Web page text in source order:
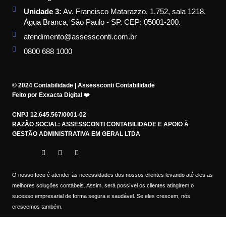
Unidade 3: Av. Francisco Matarazzo, 1.752, sala 1218,
Água Branca, São Paulo - SP. CEP: 05001-200.
atendimento@assessconti.com.br
0800 688 1000
© 2024 Contabilidade | Assessconti Contabilidade
Feito por Exxacta Digital ❤️
CNPJ 12.645.567/0001-02
RAZÃO SOCIAL: ASSESSCONTI CONTABILIDADE E APOIO À
GESTÃO ADMINISTRATIVA EM GERAL LTDA
O nosso foco é atender às necessidades dos nossos clientes levando até eles as
melhores soluções contábeis. Assim, será possível os clientes atingirem o
sucesso empresarial de forma segura e saudável. Se eles crescem, nós
crescemos também.